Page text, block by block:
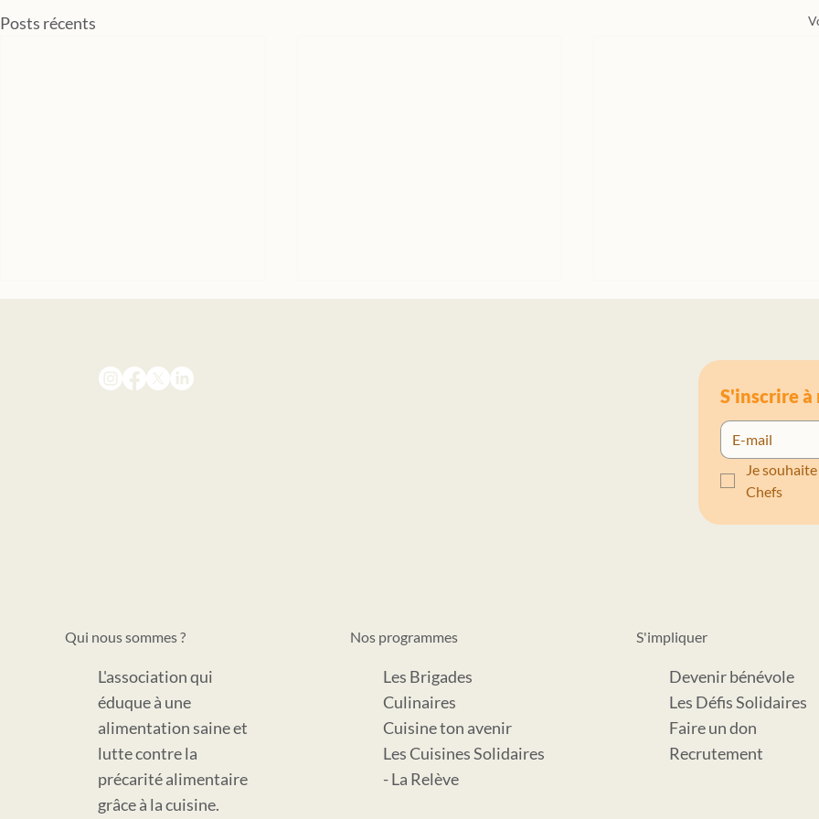
Posts récents
Salade d’hiver aux endives
S'inscrire
Je
Chefs
Qui nous sommes ?
L'association qui
éduque à une
alimentation saine et
lutte contre la
précarité alimentaire
grâce à la cuisine.
Nos programmes
Les Brigades
Culinaires
Cuisine ton avenir
Les Cuisines Solidaires
- La Relève
S'impliquer
Devenir bénévole
Les Défis Solidaires
Faire un don
Recrutement